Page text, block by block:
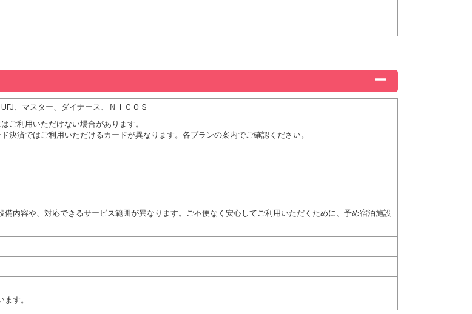
、マスター、ダイナース、ＮＩＣＯＳ
ご利用いただけない場合があります。
決済ではご利用いただけるカードが異なります。各プランの案内でご確認ください。
内容や、対応できるサービス範囲が異なります。ご不便なく安心してご利用いただくために、予め宿泊施設
す。